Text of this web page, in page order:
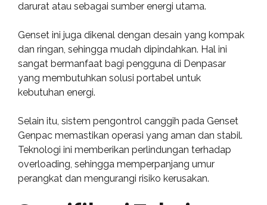
darurat atau sebagai sumber energi utama.
Genset ini juga dikenal dengan desain yang kompak
dan ringan, sehingga mudah dipindahkan. Hal ini
sangat bermanfaat bagi pengguna di Denpasar
yang membutuhkan solusi portabel untuk
kebutuhan energi.
Selain itu, sistem pengontrol canggih pada Genset
Genpac memastikan operasi yang aman dan stabil.
Teknologi ini memberikan perlindungan terhadap
overloading, sehingga memperpanjang umur
perangkat dan mengurangi risiko kerusakan.